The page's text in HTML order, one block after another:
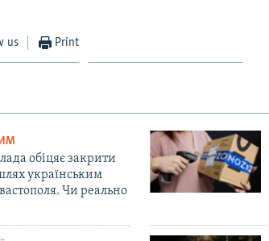
us Print
обіцяє закрити
українським
Чи реально